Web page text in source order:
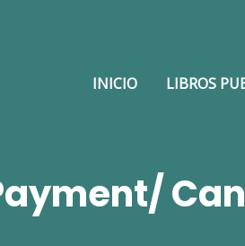
INICIO LIBROS